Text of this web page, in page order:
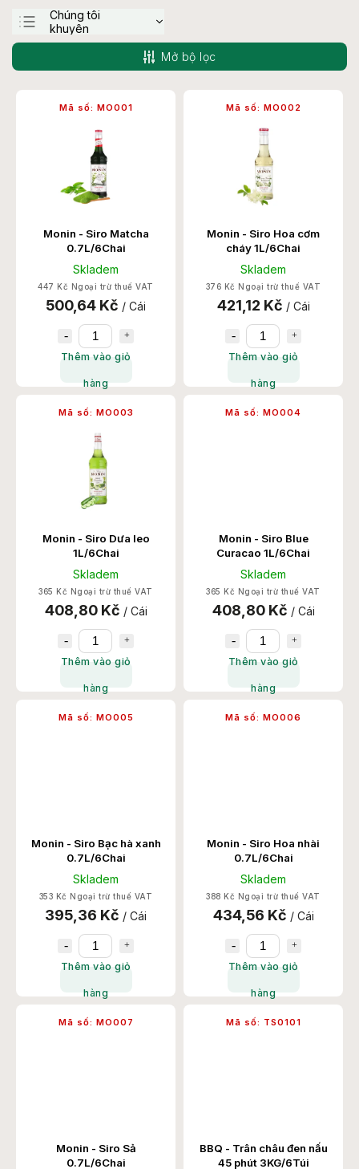
Chúng tôi
khuyên
Ít tốn kém nhất
Đắt nhất
Mở bộ lọc
Monin - Siro Matcha
0.7L/6Chai
Skladem
447 Kč Ngoại trừ thuế VAT
500,64 Kč / Cái
Thêm vào giỏ
hàng
Mã số: MO001
Monin - Siro Hoa cơm
cháy 1L/6Chai
Skladem
376 Kč Ngoại trừ thuế VAT
421,12 Kč / Cái
Thêm vào giỏ
hàng
Mã số: MO002
Monin - Siro Dưa leo
1L/6Chai
Skladem
365 Kč Ngoại trừ thuế VAT
408,80 Kč / Cái
Thêm vào giỏ
hàng
Mã số: MO003
Monin - Siro Blue
Curacao 1L/6Chai
Skladem
365 Kč Ngoại trừ thuế VAT
408,80 Kč / Cái
Thêm vào giỏ
hàng
Mã số: MO004
Monin - Siro Bạc hà xanh
0.7L/6Chai
Skladem
353 Kč Ngoại trừ thuế VAT
395,36 Kč / Cái
Thêm vào giỏ
hàng
Mã số: MO005
Monin - Siro Hoa nhài
0.7L/6Chai
Skladem
388 Kč Ngoại trừ thuế VAT
434,56 Kč / Cái
Thêm vào giỏ
hàng
Mã số: MO006
Monin - Siro Sả
0.7L/6Chai
Mã số: MO007
BBQ - Trân châu đen nấu
45 phút 3KG/6Túi
Mã số: TS0101